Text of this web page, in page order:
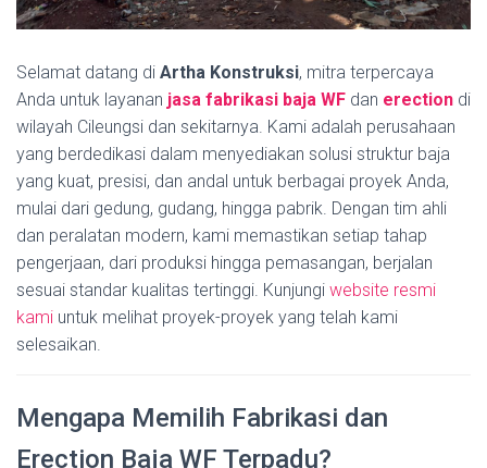
Selamat datang di Artha Konstruksi, mitra terpercaya
Anda untuk layanan jasa fabrikasi baja WF dan erection di
wilayah Cileungsi dan sekitarnya. Kami adalah perusahaan
yang berdedikasi dalam menyediakan solusi struktur baja
yang kuat, presisi, dan andal untuk berbagai proyek Anda,
mulai dari gedung, gudang, hingga pabrik. Dengan tim ahli
dan peralatan modern, kami memastikan setiap tahap
pengerjaan, dari produksi hingga pemasangan, berjalan
sesuai standar kualitas tertinggi. Kunjungi website resmi
kami untuk melihat proyek-proyek yang telah kami
selesaikan.
Mengapa Memilih Fabrikasi dan
Erection Baja WF Terpadu?